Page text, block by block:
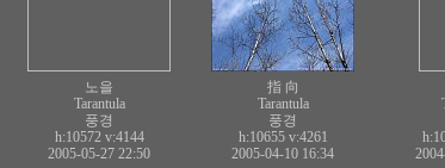
노을
Tarantula
풍경
h:10572 v:4144
2005-05-27 22:50
指 向
Tarantula
풍경
h:10655 v:4261
2005-04-10 16:34